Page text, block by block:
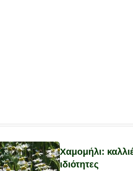
Χαμομήλι:
ιδιότητες